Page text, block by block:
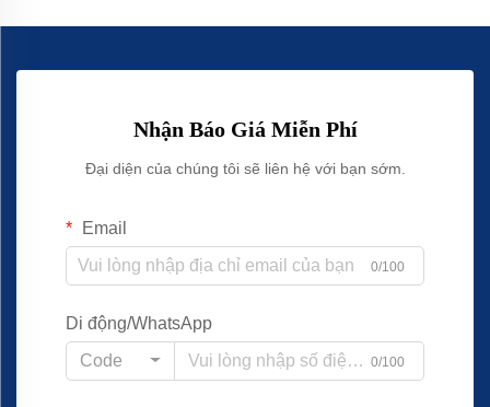
Nhận Báo Giá Miễn Phí
Đại diện của chúng tôi sẽ liên hệ với bạn sớm.
Email
0/100
Di động/WhatsApp
Code
0/100